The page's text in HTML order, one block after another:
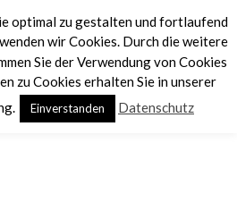
optimal zu gestalten und fortlaufend
wir Cookies. Durch die weitere
Sie der Verwendung von Cookies
zu Cookies erhalten Sie in unserer
Einverstanden Datenschutz